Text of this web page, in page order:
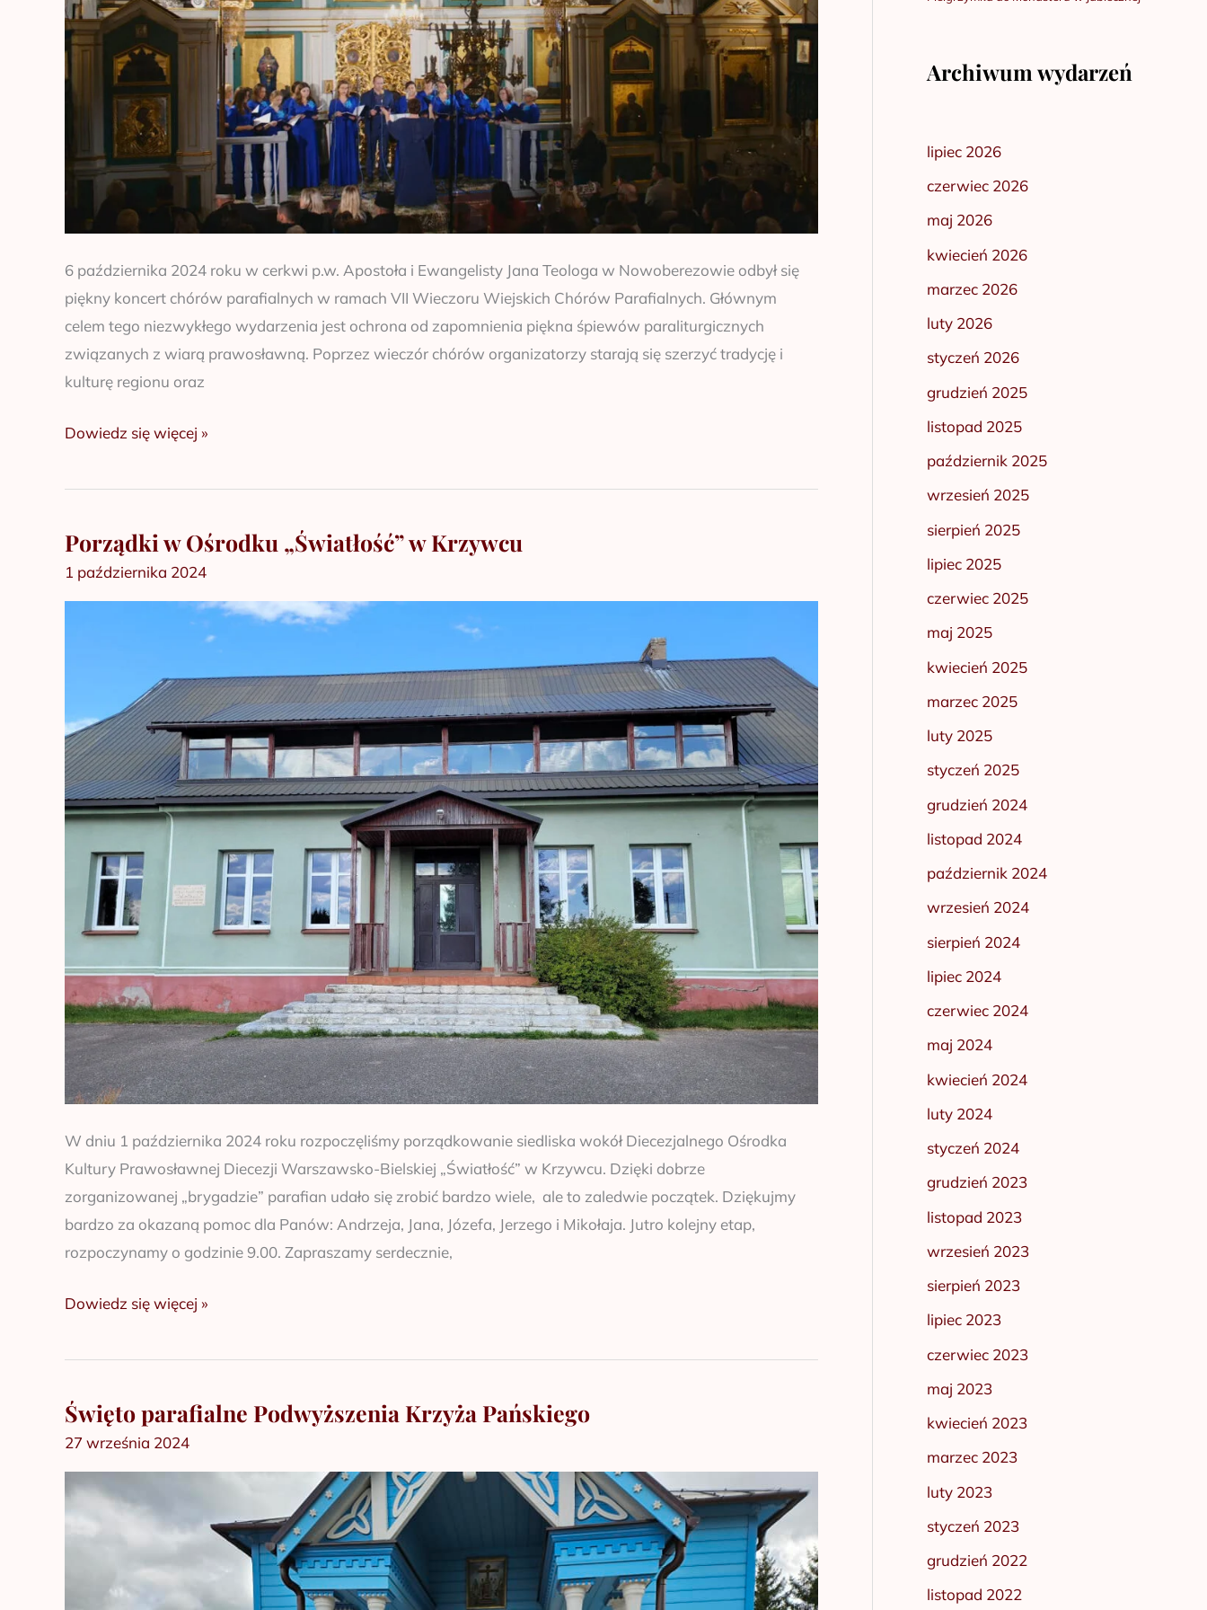
6 października 2024 roku w cerkwi p.w. Apostoła i Ewangelisty Jana Teologa w Nowoberezowie odbył się
piękny koncert chórów parafialnych w ramach VII Wieczoru Wiejskich Chórów Parafialnych. Głównym
celem tego niezwykłego wydarzenia jest ochrona od zapomnienia piękna śpiewów paraliturgicznych
związanych z wiarą prawosławną. Poprzez wieczór chórów organizatorzy starają się szerzyć tradycję i
kulturę regionu oraz
Dowiedz się więcej »
Porządki w Ośrodku „Światłość” w Krzywcu
1 października 2024
W dniu 1 października 2024 roku rozpoczęliśmy porządkowanie siedliska wokół Diecezjalnego Ośrodka
Kultury Prawosławnej Diecezji Warszawsko-Bielskiej „Światłość” w Krzywcu. Dzięki dobrze
zorganizowanej „brygadzie” parafian udało się zrobić bardzo wiele, ale to zaledwie początek. Dziękujmy
bardzo za okazaną pomoc dla Panów: Andrzeja, Jana, Józefa, Jerzego i Mikołaja. Jutro kolejny etap,
rozpoczynamy o godzinie 9.00. Zapraszamy serdecznie,
Porządki
w
Ośrodku
Dowiedz się więcej »
Święto parafialne Podwyższenia Krzyża Pańskiego
27 września 2024
Święto
parafialne
Podwyższenia
Krzyża
Pańskiego
Archiwum wydarzeń
lipiec 2026
czerwiec 2026
maj 2026
kwiecień 2026
marzec 2026
luty 2026
styczeń 2026
grudzień 2025
listopad 2025
październik 2025
wrzesień 2025
sierpień 2025
lipiec 2025
czerwiec 2025
maj 2025
kwiecień 2025
marzec 2025
luty 2025
styczeń 2025
grudzień 2024
listopad 2024
październik 2024
wrzesień 2024
sierpień 2024
lipiec 2024
czerwiec 2024
maj 2024
kwiecień 2024
luty 2024
styczeń 2024
grudzień 2023
listopad 2023
wrzesień 2023
sierpień 2023
lipiec 2023
czerwiec 2023
maj 2023
kwiecień 2023
marzec 2023
luty 2023
styczeń 2023
grudzień 2022
listopad 2022